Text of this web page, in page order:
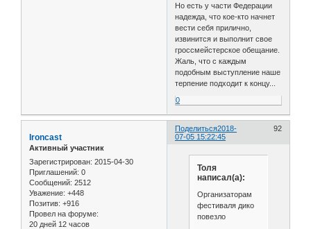
Но есть у части Федерации
надежда, что кое-кто начнет
вести себя прилично,
извинится и выполнит свое
гроссмейстерское обещание.
Жаль, что с каждым
подобным выступление наше
терпение подходит к концу...
0
Поделиться 92
2018-
07-05 15:22:45
Ironcast
Активный участник
Зарегистрирован: 2015-04-30
Приглашений: 0
Сообщений: 2512
Уважение: +448
Позитив: +916
Провел на форуме:
20 дней 12 часов
Толя
написал(а):
Организаторам
фестиваля дико
повезло